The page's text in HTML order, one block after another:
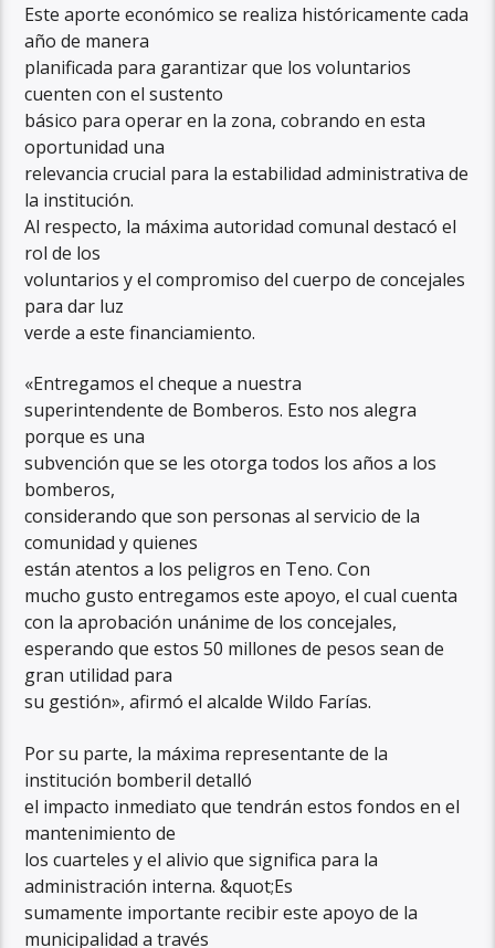
Este aporte económico se realiza históricamente cada
año de manera
planificada para garantizar que los voluntarios
cuenten con el sustento
básico para operar en la zona, cobrando en esta
oportunidad una
relevancia crucial para la estabilidad administrativa de
la institución.
Al respecto, la máxima autoridad comunal destacó el
rol de los
voluntarios y el compromiso del cuerpo de concejales
para dar luz
verde a este financiamiento.
«Entregamos el cheque a nuestra
superintendente de Bomberos. Esto nos alegra
porque es una
subvención que se les otorga todos los años a los
bomberos,
considerando que son personas al servicio de la
comunidad y quienes
están atentos a los peligros en Teno. Con
mucho gusto entregamos este apoyo, el cual cuenta
con la aprobación unánime de los concejales,
esperando que estos 50 millones de pesos sean de
gran utilidad para
su gestión», afirmó el alcalde Wildo Farías.
Por su parte, la máxima representante de la
institución bomberil detalló
el impacto inmediato que tendrán estos fondos en el
mantenimiento de
los cuarteles y el alivio que significa para la
administración interna. &quot;Es
sumamente importante recibir este apoyo de la
municipalidad a través